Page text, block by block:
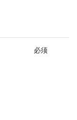
必须